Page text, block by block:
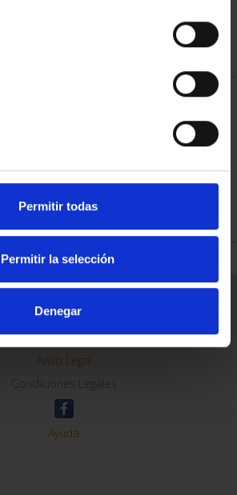
Permitir todas
Permitir la selección
Denegar
REFINAR
Contacto
Frequentes (FAQs)
Aviso Legal
Condiciones Legales
Ayuda